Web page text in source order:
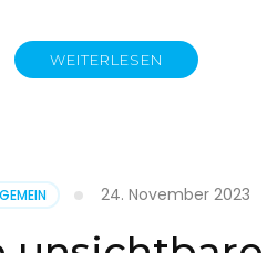
WEITERLESEN
24. November 2023